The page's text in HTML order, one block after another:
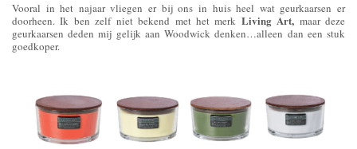
Vooral in het najaar vliegen er bij ons in huis heel wat geurkaarsen er
doorheen. Ik ben zelf niet bekend met het merk Living Art, maar deze
geurkaarsen deden mij gelijk aan Woodwick denken…alleen dan een stuk
goedkoper.